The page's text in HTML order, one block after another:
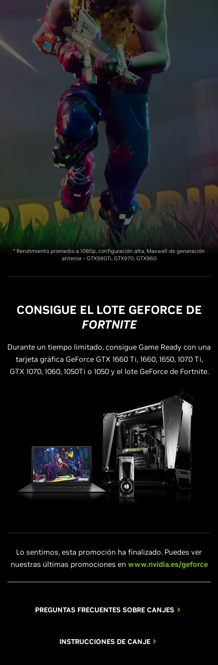
Generación anterior
GeForce GTX 1070
Generación anterior
GeForce GTX 1060
Generación anterior
GeForce GTX 1050
Generación anterior
Pascal Maxwell
* Rendimiento promedio a 1080p, configuración alta, Maxwell de generación
anterior - GTX980Ti, GTX970, GTX960
CONSIGUE EL LOTE GEFORCE DE
FORTNITE
Durante un tiempo limitado, consigue Game Ready con una
tarjeta gráfica GeForce GTX 1660 Ti, 1660, 1650, 1070 Ti,
GTX 1070, 1060, 1050Ti o 1050 y el lote GeForce de Fortnite.
Lo sentimos, esta promoción ha finalizado. Puedes ver
nuestras últimas promociones en www.nvidia.es/geforce
PREGUNTAS FRECUENTES SOBRE CANJES
INSTRUCCIONES DE CANJE